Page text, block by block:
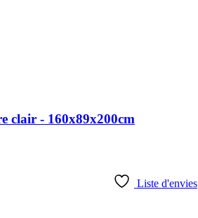
clair - 160x89x200cm
Liste d'envies